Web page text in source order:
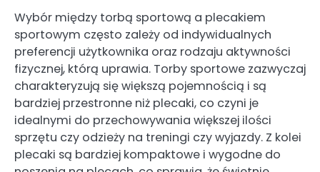
Wybór między torbą sportową a plecakiem
sportowym często zależy od indywidualnych
preferencji użytkownika oraz rodzaju aktywności
fizycznej, którą uprawia. Torby sportowe zazwyczaj
charakteryzują się większą pojemnością i są
bardziej przestronne niż plecaki, co czyni je
idealnymi do przechowywania większej ilości
sprzętu czy odzieży na treningi czy wyjazdy. Z kolei
plecaki są bardziej kompaktowe i wygodne do